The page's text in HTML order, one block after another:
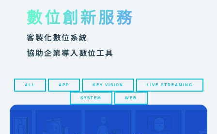
數位創新服務
客製化數位系統​
協助企業導入數位工具
ALL APP KEY VISION LIVE STREAMING
SYSTEM WEB